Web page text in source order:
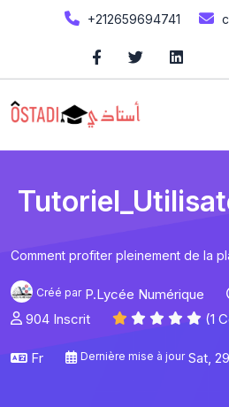
+212659694741
Comment profiter pleinement de la
Créé par P.Lycée Numérique
904 Inscrit
(1
Fr Dernière mise à jour Sat,